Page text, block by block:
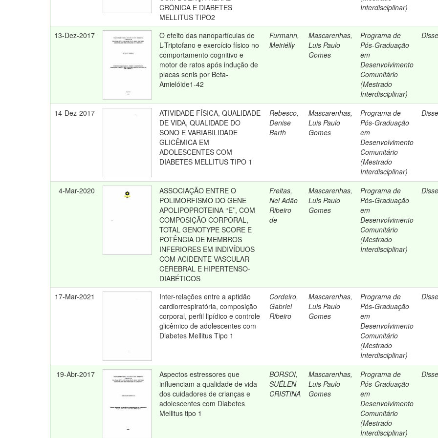
CRÔNICA E DIABETES
MELLITUS TIPO2
Interdisciplinar)
13-Dez-2017
O efeito das nanopartículas de
L-Triptofano e exercício físico no
comportamento cognitivo e
motor de ratos após indução de
placas senis por Beta-
Amielóide1-42
Furmann,
Meiriélly
Mascarenhas,
Luis Paulo
Gomes
Programa de
Pós-Graduação
em
Desenvolvimento
Comunitário
(Mestrado
Interdisciplinar)
14-Dez-2017
ATIVIDADE FÍSICA, QUALIDADE
DE VIDA, QUALIDADE DO
SONO E VARIABILIDADE
GLICÊMICA EM
ADOLESCENTES COM
DIABETES MELLITUS TIPO 1
Rebesco,
Denise
Barth
Mascarenhas,
Luis Paulo
Gomes
Programa de
Pós-Graduação
em
Desenvolvimento
Comunitário
(Mestrado
Interdisciplinar)
4-Mar-2020
ASSOCIAÇÃO ENTRE O
POLIMORFISMO DO GENE
APOLIPOPROTEINA ‘‘E’’, COM
COMPOSIÇÃO CORPORAL,
TOTAL GENOTYPE SCORE E
POTÊNCIA DE MEMBROS
INFERIORES EM INDIVÍDUOS
COM ACIDENTE VASCULAR
CEREBRAL E HIPERTENSO-
DIABÉTICOS
Freitas,
Nei Adão
Ribeiro
de
Mascarenhas,
Luis Paulo
Gomes
Programa de
Pós-Graduação
em
Desenvolvimento
Comunitário
(Mestrado
Interdisciplinar)
17-Mar-2021
Inter-relações entre a aptidão
cardiorrespiratória, composição
corporal, perfil lipídico e controle
glicêmico de adolescentes com
Diabetes Mellitus Tipo 1
Cordeiro,
Gabriel
Ribeiro
Mascarenhas,
Luis Paulo
Gomes
Programa de
Pós-Graduação
em
Desenvolvimento
Comunitário
(Mestrado
Interdisciplinar)
19-Abr-2017
Aspectos estressores que
influenciam a qualidade de vida
dos cuidadores de crianças e
adolescentes com Diabetes
Mellitus tipo 1
BORSOI,
SUÉLEN
CRISTINA
Mascarenhas,
Luis Paulo
Gomes
Programa de
Pós-Graduação
em
Desenvolvimento
Comunitário
(Mestrado
Interdisciplinar)